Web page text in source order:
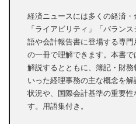
経済ニュースには多くの経済・
「ライアビリティ」「バラン
語や会計報告書に登場する専
の一冊で理解できます。本書
解説するとともに、簿記・財
いった経理事務の主な概念を
状況や、国際会計基準の重要
す。用語集付き。